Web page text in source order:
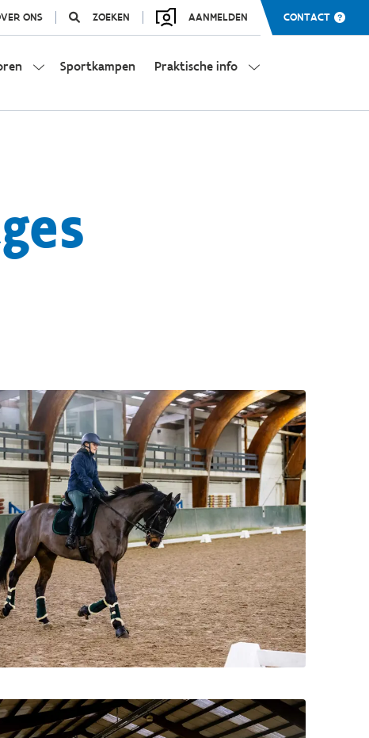
ONS ZOEKEN AANMELDEN CONTACT
Sportkampen Praktische info